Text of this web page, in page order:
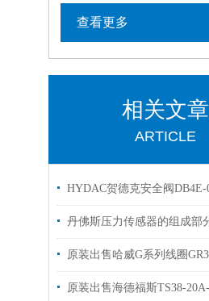
查看更多
相关文章
ARTICLE